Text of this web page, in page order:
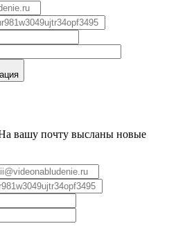
вашу почту высланы новые